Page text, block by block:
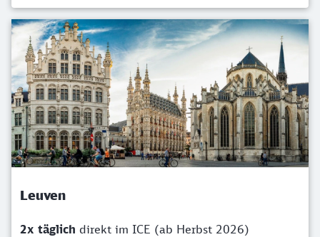
Leuven
2x täglich direkt im ICE (ab Herbst 2026)